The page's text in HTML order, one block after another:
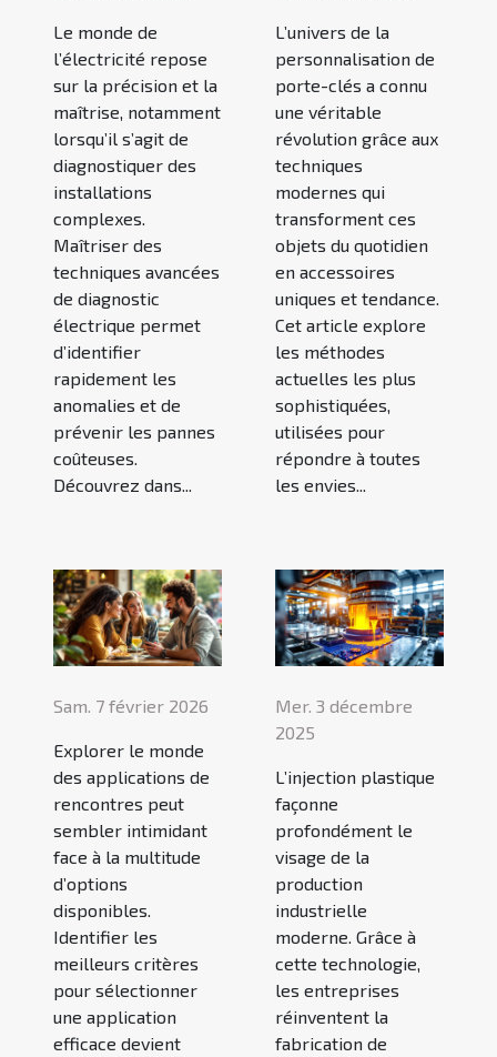
Le monde de
l’électricité repose
sur la précision et la
maîtrise, notamment
lorsqu’il s’agit de
diagnostiquer des
installations
complexes.
Maîtriser des
techniques avancées
de diagnostic
électrique permet
d’identifier
rapidement les
anomalies et de
prévenir les pannes
coûteuses.
Découvrez dans...
L’univers de la
personnalisation de
porte-clés a connu
une véritable
révolution grâce aux
techniques
modernes qui
transforment ces
objets du quotidien
en accessoires
uniques et tendance.
Cet article explore
les méthodes
actuelles les plus
sophistiquées,
utilisées pour
répondre à toutes
les envies...
Sam. 7 février 2026
Explorer le monde
des applications de
rencontres peut
sembler intimidant
face à la multitude
d’options
disponibles.
Identifier les
meilleurs critères
pour sélectionner
une application
efficace devient
Mer. 3 décembre
2025
L’injection plastique
façonne
profondément le
visage de la
production
industrielle
moderne. Grâce à
cette technologie,
les entreprises
réinventent la
fabrication de